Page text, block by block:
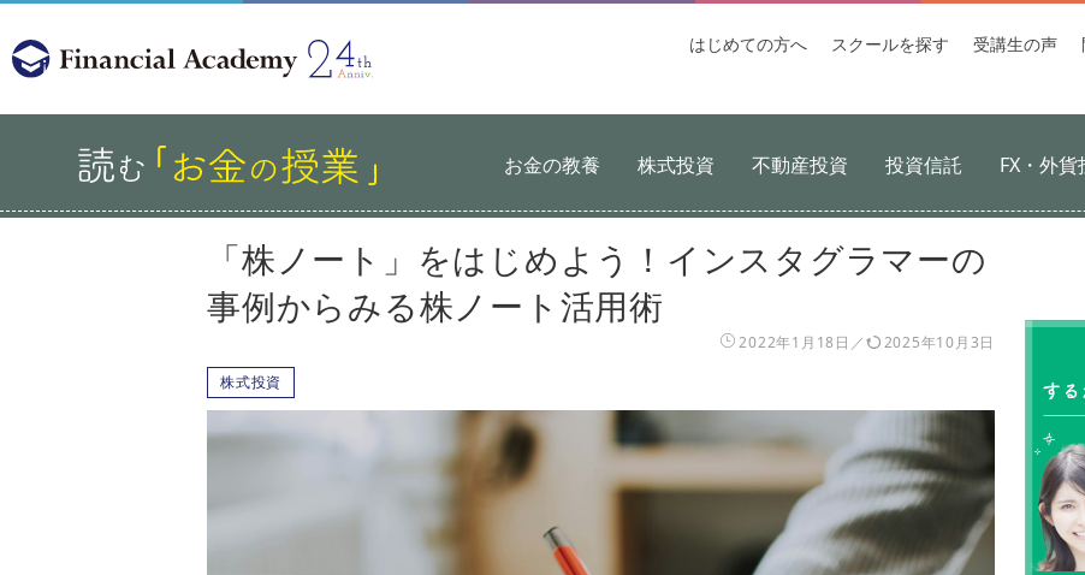
はじめての方へ スクールを探す 受講生の声
お金の教養 株式投資 不動産投資 投資信託 FX・外貨
「株ノート」をはじめよう！インスタグラマーの
事例からみる株ノート活用術
2022年1月18日
2025年10月3日
株式投資